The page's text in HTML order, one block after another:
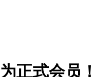
正式会员！